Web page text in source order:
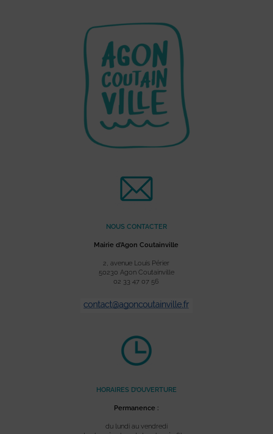
NOUS CONTACTER
Mairie d’Agon Coutainville
2, avenue Louis Périer
50230 Agon Coutainville
02 33 47 07 56
HORAIRES D’OUVERTURE
Permanence :
du lundi au vendredi